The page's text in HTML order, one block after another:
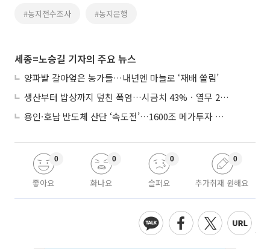
#농지전수조사 #농지은행
세종=노승길 기자의 주요 뉴스
양파밭 갈아엎은 농가들…내년엔 마늘로 ‘재배 쏠림’
생산부터 밥상까지 덮친 폭염…시금치 43%ㆍ열무 28% 급등
용인·호남 반도체 산단 ‘속도전’…1600조 메가투자 이행 총력
좋아요
0
화나요
0
슬퍼요
0
추가취재 원해요
0